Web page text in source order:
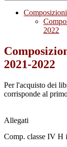
2022
2021-2022
Per l'acquisto dei
corrisponde al
Allegati
Comp. classe IV H